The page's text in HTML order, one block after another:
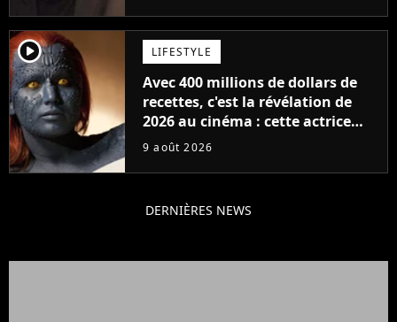
player2 LIFESTYLE
Avec 400 millions de dollars de
recettes, c'est la révélation de
2026 au cinéma : cette actrice
adorée prête à remplacer
9 août 2026
DERNIÈRES NEWS